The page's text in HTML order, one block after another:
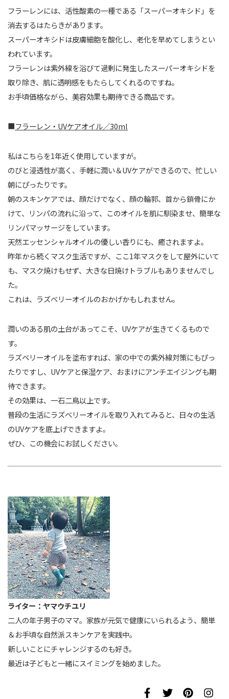
フラーレンには、活性酸素の一種である「スーパーオキシド」を
消去するはたらきがあります。
スーパーオキシドは皮膚細胞を酸化し、老化を早めてしまうとい
われています。
フラーレンは紫外線を浴びて過剰に発生したスーパーオキシドを
取り除き、肌に透明感をもたらしてくれるのですね。
お手頃価格ながら、美容効果も期待できる商品です。
■フラーレン・UVケアオイル／30ml
私はこちらを1年近く使用していますが。
のびと浸透性が高く、手軽に潤い＆UVケアができるので、忙しい
朝にぴったりです。
朝のスキンケアでは、顔だけでなく、顔の輪郭、首から鎖骨にか
けて、リンパの流れに沿って、このオイルを肌に馴染ませ、簡単な
リンパマッサージをしています。
天然エッセンシャルオイルの優しい香りにも、癒されますよ。
昨年から続くマスク生活ですが、ここ1年マスクをして屋外にいて
も、マスク焼けもせず、大きな日焼けトラブルもありませんでし
た。
これは、ラズベリーオイルのおかげかもしれません。
潤いのある肌の土台があってこそ、UVケアが生きてくるもので
す。
ラズベリーオイルを塗布すれば、家の中での紫外線対策にもぴっ
たりですし、UVケアと保湿ケア、おまけにアンチエイジングも期
待できます。
その効果は、一石二鳥以上です。
普段の生活にラズベリーオイルを取り入れてみると、日々の生活
のUVケアを底上げできますよ。
ぜひ、この機会にお試しください。
ライター：ヤマウチユリ
二人の年子男子のママ。家族が元気で健康にいられるよう、簡単
＆お手頃な自然派スキンケアを実践中。
新しいことにチャレンジするのも好き。
最近は子どもと一緒にスイミングを始めました。